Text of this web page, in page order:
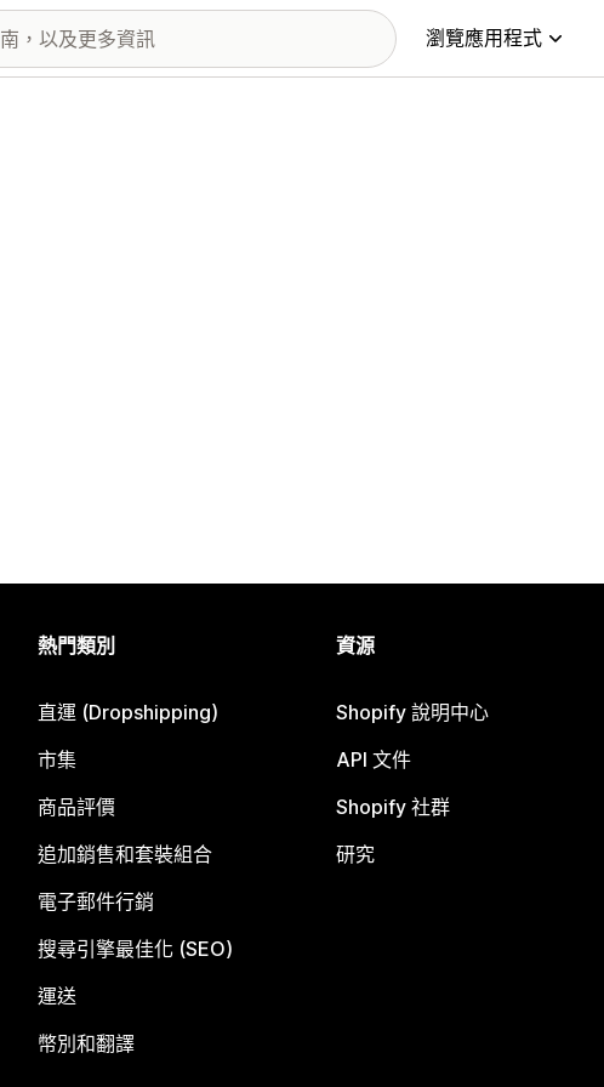
瀏覽應用程式
熱門類別
直運 (Dropshipping)
市集
商品評價
追加銷售和套裝組合
電子郵件行銷
搜尋引擎最佳化 (SEO)
運送
幣別和翻譯
資源
Shopify 說明中心
API 文件
Shopify 社群
研究